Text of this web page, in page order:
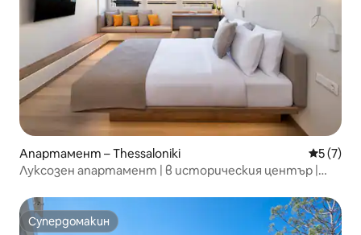
Апартамент – Thessaloniki Средна
5 (7)
Луксозен апартамент | в историческия център |
Супердомакин
Супердомакин